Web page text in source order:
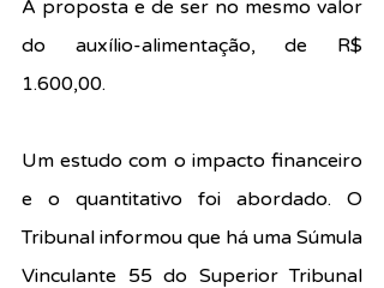
A proposta e de ser no mesmo valor
do auxílio-alimentação, de R$
1.600,00.
Um estudo com o impacto financeiro
e o quantitativo foi abordado. O
Tribunal informou que há uma Súmula
Vinculante 55 do Superior Tribunal